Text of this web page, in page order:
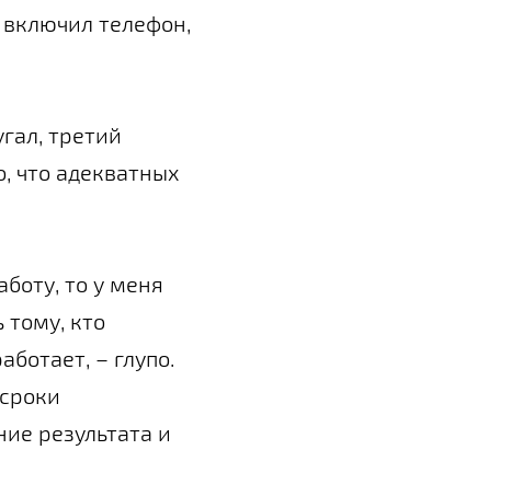
телефон,
третий
что адекватных
то у меня
тому, кто
– глупо.
результата и